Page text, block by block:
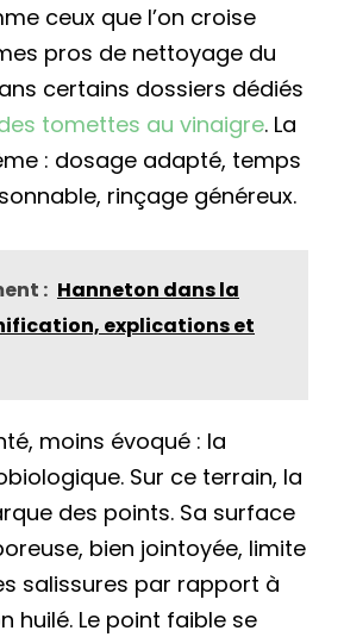
ceux que l’on croise
pros de nettoyage du
certains dossiers dédiés
tomettes au vinaigre. La
: dosage adapté, temps
rinçage généreux.
: Hanneton dans la
explications et
moins évoqué : la
Sur ce terrain, la
des points. Sa surface
bien jointoyée, limite
salissures par rapport à
huilé. Le point faible se